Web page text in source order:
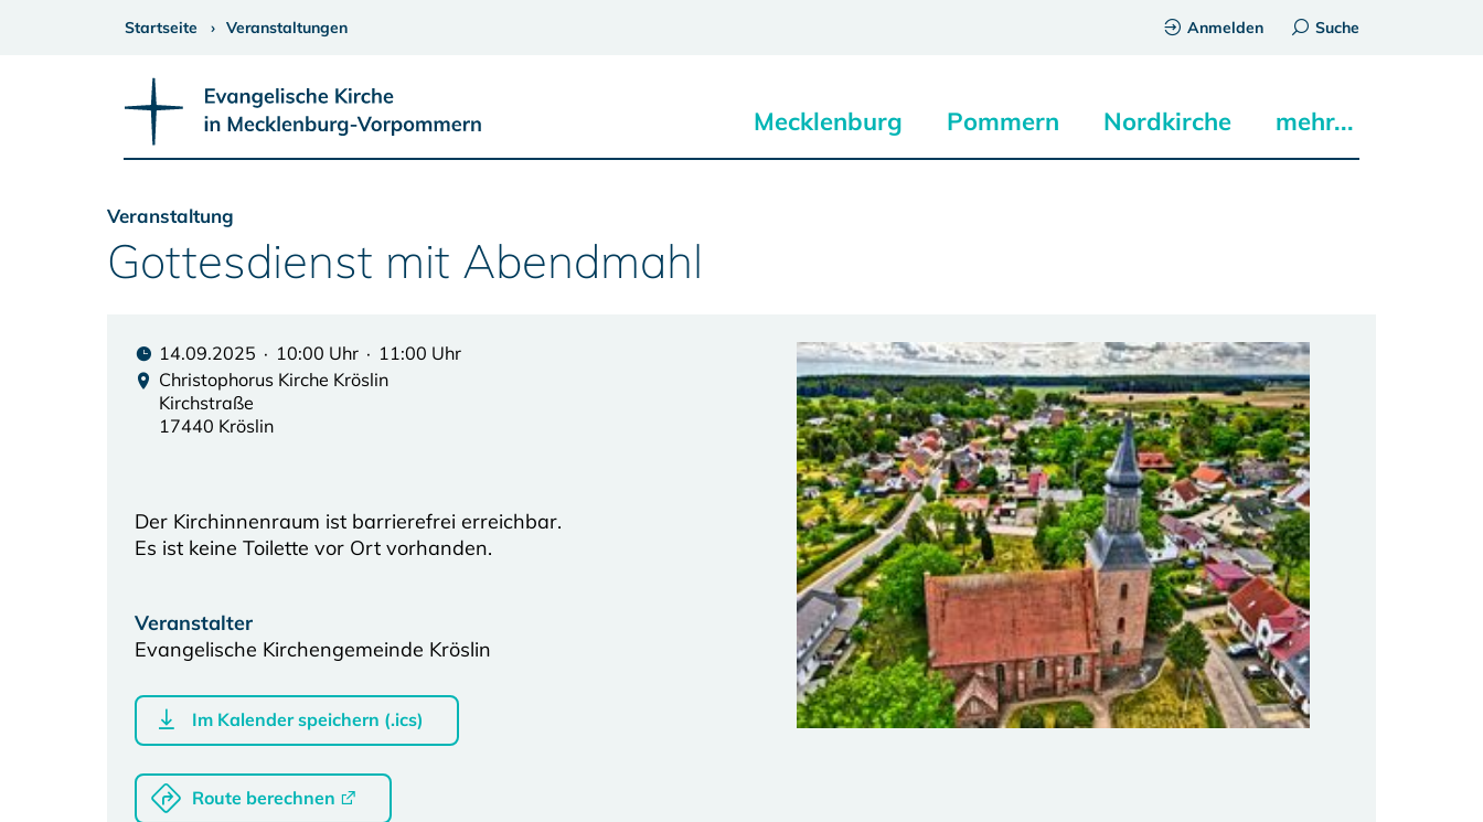
Startseite Veranstaltungen Anmelden Suche
Mecklenburg Pommern Nordkirche mehr...
Veranstaltung
Gottesdienst mit Abendmahl
14.09.2025 · 10:00 Uhr · 11:00 Uhr
Christophorus Kirche Kröslin
Kirchstraße
17440 Kröslin
Der Kirchinnenraum ist barrierefrei erreichbar.
Es ist keine Toilette vor Ort vorhanden.
Veranstalter
Evangelische Kirchengemeinde Kröslin
Im Kalender speichern (.ics)
Route berechnen